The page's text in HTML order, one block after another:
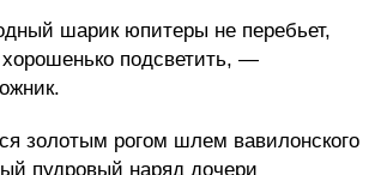
шарик юпитеры не перебьет,
хорошенько подсветить, —
золотым рогом шлем вавилонского
пудровый наряд дочери